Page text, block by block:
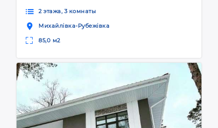
2 этажа, 3 комнаты
Михайлівка-Рубежівка
85,0 м2